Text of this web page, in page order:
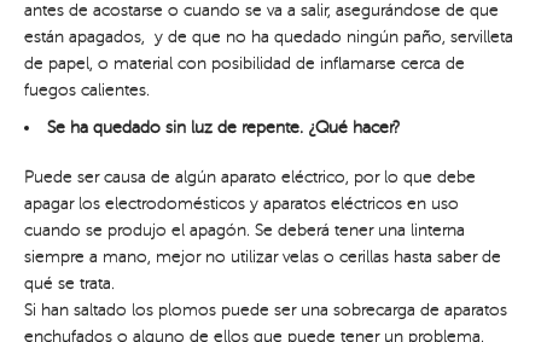
antes de acostarse o cuando se va a salir, asegurándose de que
están apagados, y de que no ha quedado ningún paño, servilleta
de papel, o material con posibilidad de inflamarse cerca de
fuegos calientes.
Se ha quedado sin luz de repente. ¿Qué hacer?
Puede ser causa de algún aparato eléctrico, por lo que debe
apagar los electrodomésticos y aparatos eléctricos en uso
cuando se produjo el apagón. Se deberá tener una linterna
siempre a mano, mejor no utilizar velas o cerillas hasta saber de
qué se trata.
Si han saltado los plomos puede ser una sobrecarga de aparatos
enchufados o alguno de ellos que puede tener un problema.